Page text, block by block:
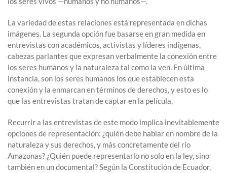
La variedad de estas relaciones está representada en dichas
imágenes. La segunda opción fue basarse en gran medida en
entrevistas con académicos, activistas y líderes indígenas,
cabezas parlantes que expresan verbalmente la conexión entre
los seres humanos y la naturaleza tal como la ven. En última
instancia, son los seres humanos los que establecen esta
conexión y la enmarcan en términos de derechos, y esto es lo
que las entrevistas tratan de captar en la película.
Recurrir a las entrevistas de este modo implica inevitablemente
opciones de representación: ¿quién debe hablar en nombre de la
naturaleza y sus derechos, y más concretamente del río
Amazonas? ¿Quién puede representarlo no solo en la ley, sino
también en un documental? Según la Constitución de Ecuador,